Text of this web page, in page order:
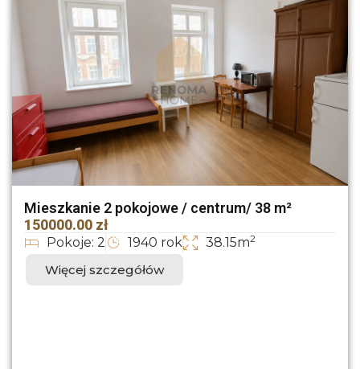
Mieszkanie 2 pokojowe / centrum/ 38 m²
150000.00 zł
Pokoje: 2 1940 rok 38.15m2
Więcej szczegółów